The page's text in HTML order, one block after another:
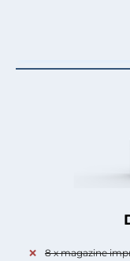
8 x magazine